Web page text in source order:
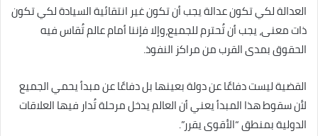
العدالة لكي تكون عدالة يجب أن تكون غير انتقائية السيادة لكي تكون
ذات معنى، يجب أن تُحترم للجميع،وإلا فإننا أمام عالم تُقاس فيه
الحقوق بمدى القرب من مراكز النفوذ.
القضية ليست دفاعًا عن دولة بعينها بل دفاعًا عن مبدأ يحمي الجميع
لأن سقوط هذا المبدأ يعني أن العالم يدخل مرحلة تُدار فيها العلاقات
الدولية بمنطق “الأقوى يقرر”.